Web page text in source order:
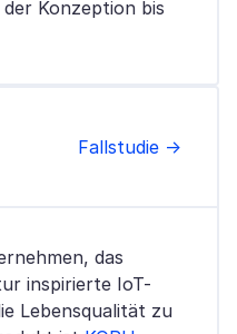
Konzeption bis
Fallstudie →
das
inspirierte IoT-
Lebensqualität zu